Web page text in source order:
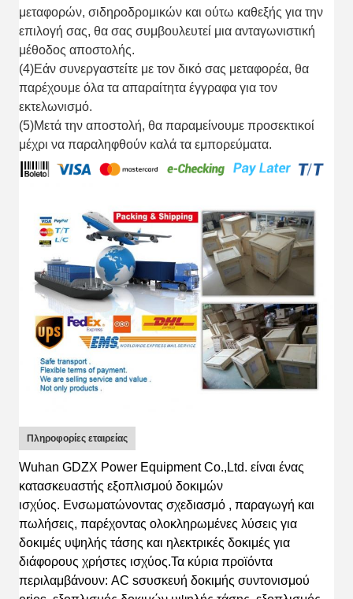
μεταφορών, σιδηροδρομικών και ούτω καθεξής για την
επιλογή σας, θα σας συμβουλευτεί μια ανταγωνιστική
μέθοδος αποστολής.
(4)Εάν συνεργαστείτε με τον δικό σας μεταφορέα, θα
παρέχουμε όλα τα απαραίτητα έγγραφα για τον
εκτελωνισμό.
(5)Μετά την αποστολή, θα παραμείνουμε προσεκτικοί
μέχρι να παραληφθούν καλά τα εμπορεύματα.
Πληροφορίες εταιρείας
Wuhan GDZX Power Equipment Co.,Ltd. είναι ένας
κατασκευαστής εξοπλισμού δοκιμών
ισχύος. Ενσωματώνοντας σχεδιασμό , παραγωγή και
πωλήσεις, παρέχοντας ολοκληρωμένες λύσεις για
δοκιμές υψηλής τάσης και ηλεκτρικές δοκιμές για
διάφορους χρήστες ισχύος.Τα κύρια προϊόντα
περιλαμβάνουν: AC sσυσκευή δοκιμής συντονισμού